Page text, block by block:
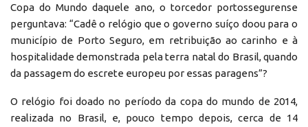
Copa do Mundo daquele ano, o torcedor portossegurense
perguntava: “Cadê o relógio que o governo suíço doou para o
município de Porto Seguro, em retribuição ao carinho e à
hospitalidade demonstrada pela terra natal do Brasil, quando
da passagem do escrete europeu por essas paragens”?
O relógio foi doado no período da copa do mundo de 2014,
realizada no Brasil, e, pouco tempo depois, cerca de 14